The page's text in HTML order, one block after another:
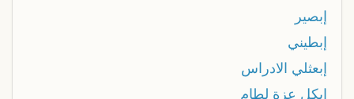
إبصير
إبطيني
إبعثلي الادراس
إبكل عزة لطام